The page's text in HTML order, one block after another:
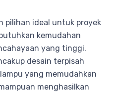
pilihan ideal untuk proyek
kemudahan
yang tinggi.
desain terpisah
yang memudahkan
menghasilkan